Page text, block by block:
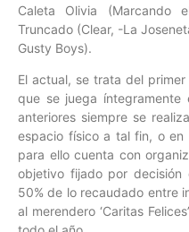
Caleta Olivia (Marcando
Truncado (Clear, -La
Gusty Boys).
El actual, se trata del
que se juega íntegramente
anteriores siempre se
espacio físico a tal fin, o en
para ello cuenta con
objetivo fijado por decisión
50% de lo recaudado entre
al merendero ‘Caritas